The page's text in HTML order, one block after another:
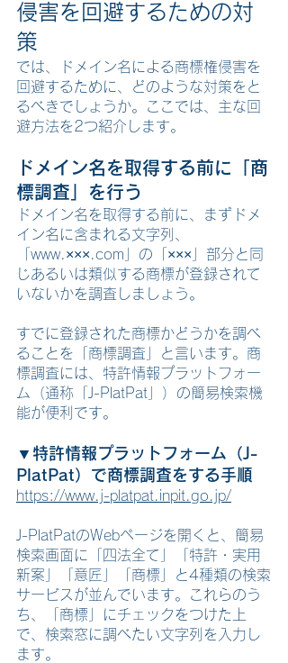
侵害を回避するための対
策
では、ドメイン名による商標権侵害を
回避するために、どのような対策をと
るべきでしょうか。ここでは、主な回
避方法を2つ紹介します。
ドメイン名を取得する前に「商
標調査」を行う
ドメイン名を取得する前に、まずドメ
イン名に含まれる文字列、
「www.×××.com」の「×××」部分と同
じあるいは類似する商標が登録されて
いないかを調査しましょう。
すでに登録された商標かどうかを調べ
ることを「商標調査」と言います。商
標調査には、特許情報プラットフォー
ム（通称「J-PlatPat」）の簡易検索機
能が便利です。
▼特許情報プラットフォーム（J-
PlatPat）で商標調査をする手順
https://www.j-platpat.inpit.go.jp/
J-PlatPatのWebページを開くと、簡易
検索画面に「四法全て」「特許・実用
新案」「意匠」「商標」と4種類の検索
サービスが並んでいます。これらのう
ち、「商標」にチェックをつけた上
で、検索窓に調べたい文字列を入力し
ます。